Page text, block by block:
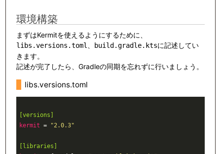
環境構築
まずはKermitを使えるようにするために、
libs.versions.toml build.gradle.ktsに記述してい
きます。
記述が完了したら、Gradleの同期を忘れずに行いましょう。
libs.versions.toml
[versions]
kermit = "2.0.3"
[libraries]